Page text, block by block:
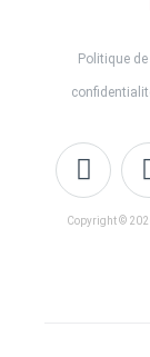
Politique de
Copyright ©